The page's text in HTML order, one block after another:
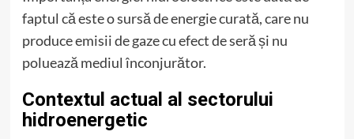
faptul că este o sursă de energie curată, care nu
produce emisii de gaze cu efect de seră și nu
poluează mediul înconjurător.
Contextul actual al sectorului
hidroenergetic